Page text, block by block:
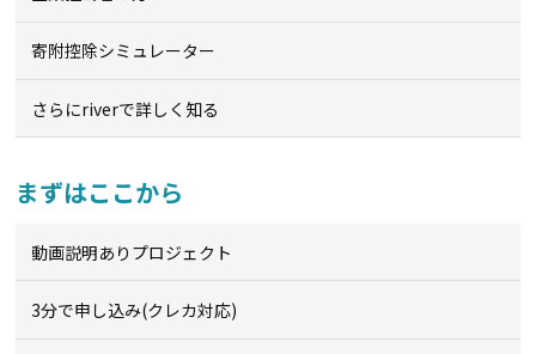
寄附控除シミュレーター
さらにriverで詳しく知る
まずはここから
動画説明ありプロジェクト
3分で申し込み(クレカ対応)